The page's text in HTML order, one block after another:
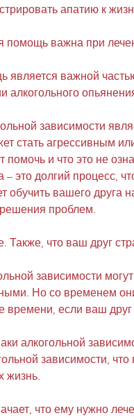
апатию к
помощь важна при
является важной
алкогольного
зависимости
стать агрессивным
помочь и что это не
– это долгий процесс,
обучить вашего друга
проблем.
Также, что ваш друг
зависимости
Но со временем
времени, если ваш друг
алкогольной
зависимости,
жизнь.
что ему нужно